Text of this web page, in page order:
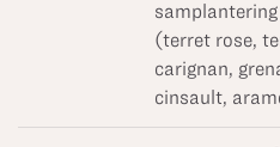
(terret rose,
carignan,
cinsault,